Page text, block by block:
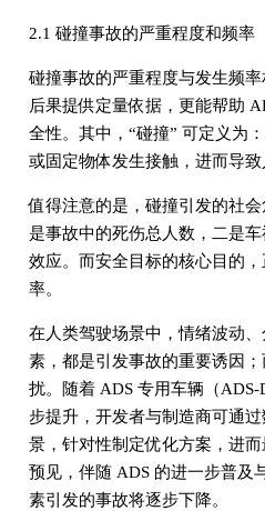
2.1 碰撞事故的严重程度和频率
碰撞事故的严重程度与发生频
后果提供定量依据，更能帮助
全性。其中，“碰撞” 可定义为
或固定物体发生接触，进而导致
值得注意的是，碰撞引发的社
是事故中的死伤总人数，二是
效应。而安全目标的核心目的
率。
在人类驾驶场景中，情绪波动
素，都是引发事故的重要诱因
扰。随着 ADS 专用车辆（
步提升，开发者与制造商可通
景，针对性制定优化方案，进
预见，伴随 ADS 的进一步普及
素引发的事故将逐步下降。